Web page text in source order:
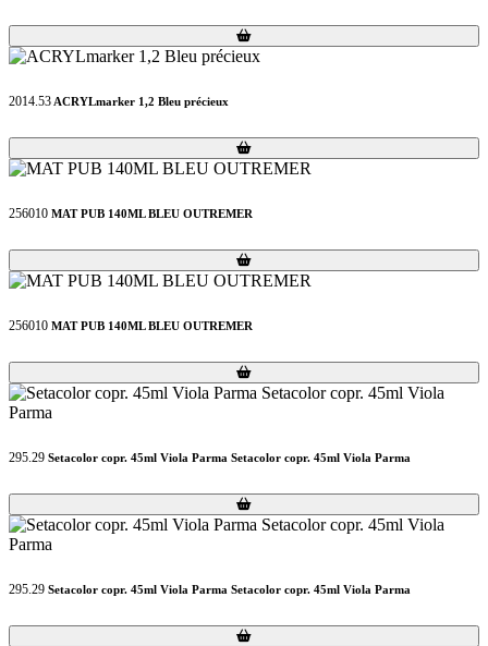
Loading...
Loading...
2014.53 ACRYLmarker 1,2 Bleu précieux
Loading...
Loading...
256010 MAT PUB 140ML BLEU OUTREMER
Loading...
Loading...
256010 MAT PUB 140ML BLEU OUTREMER
Loading...
Loading...
295.29 Setacolor copr. 45ml Viola Parma Setacolor copr. 45ml Viola Parma
Loading...
Loading...
295.29 Setacolor copr. 45ml Viola Parma Setacolor copr. 45ml Viola Parma
Loading...
Loading...